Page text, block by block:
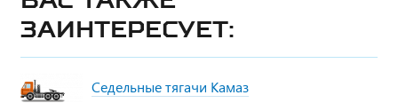
заинтересует:
Седельные тягачи Камаз